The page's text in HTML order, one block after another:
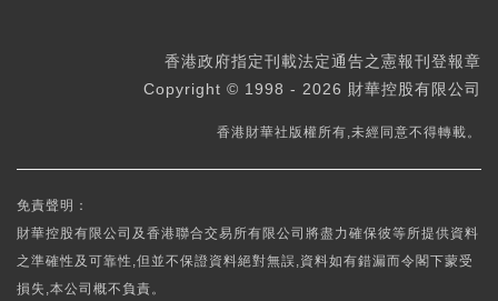
香港政府指定刊載法定通告之憲報刊登報章
Copyright © 1998 - 2026 財華控股有限公司
香港財華社版權所有,未經同意不得轉載。
免責聲明：
財華控股有限公司及香港聯合交易所有限公司將盡力確保彼等所提供資料
之準確性及可靠性,但並不保證資料絕對無誤,資料如有錯漏而令閣下蒙受
損失,本公司概不負責。